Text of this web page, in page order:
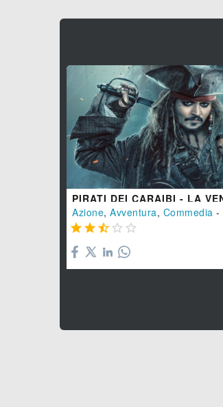
Azione, Avventura, Commedia -
    